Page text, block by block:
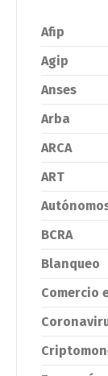
Afip
Agip
Anses
Arba
ARCA
ART
BCRA
Blanqueo
Comercio